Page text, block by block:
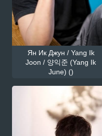
Ян Ик Джун / Yang Ik
Joon / 양익준 (Yang Ik
June) ()